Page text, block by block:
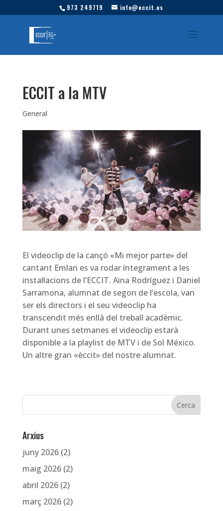
973 249719 info@eccit.es
ECCIT a la MTV
General
El videoclip de la cançó «Mi mejor parte» del
cantant Emlan es va rodar íntegrament a les
instal·lacions de l’ECCIT. Aina Rodríguez i Daniel
Sarramona, alumnat de segon de l’escola, van
ser els directors i el seu videoclip ha
transcendit més enllà del treball acadèmic.
Durant unes setmanes el videoclip estarà
disponible a la playlist de MTV i de Sol México.
Un altre gran «èccit» del nostre alumnat.
Arxius
juny 2026(2)
maig 2026(2)
abril 2026(2)
març 2026(2)